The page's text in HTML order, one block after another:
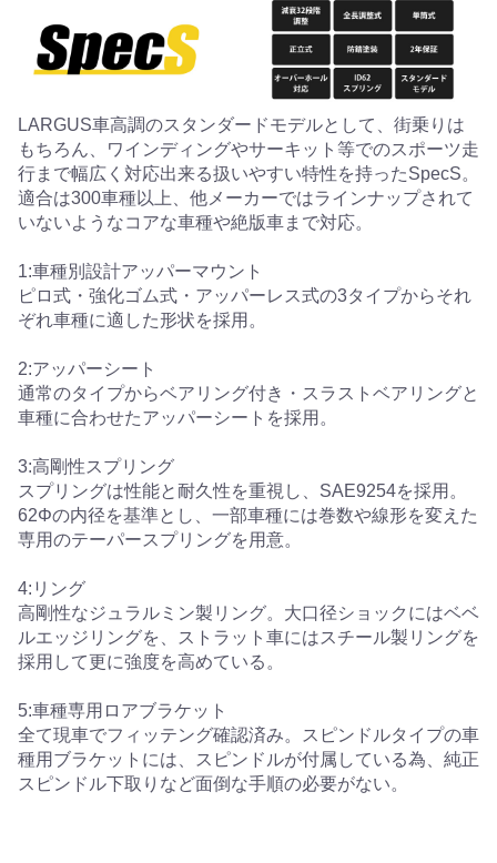
LARGUS車高調のスタンダードモデルとして、街乗りは
もちろん、ワインディングやサーキット等でのスポーツ走
行まで幅広く対応出来る扱いやすい特性を持ったSpecS。
適合は300車種以上、他メーカーではラインナップされて
いないようなコアな車種や絶版車まで対応。
1:車種別設計アッパーマウント
ピロ式・強化ゴム式・アッパーレス式の3タイプからそれ
ぞれ車種に適した形状を採用。
2:アッパーシート
通常のタイプからベアリング付き・スラストベアリングと
車種に合わせたアッパーシートを採用。
3:高剛性スプリング
スプリングは性能と耐久性を重視し、SAE9254を採用。
62Φの内径を基準とし、一部車種には巻数や線形を変えた
専用のテーパースプリングを用意。
4:リング
高剛性なジュラルミン製リング。大口径ショックにはベベ
ルエッジリングを、ストラット車にはスチール製リングを
採用して更に強度を高めている。
5:車種専用ロアブラケット
全て現車でフィッテング確認済み。スピンドルタイプの車
種用ブラケットには、スピンドルが付属している為、純正
スピンドル下取りなど面倒な手順の必要がない。